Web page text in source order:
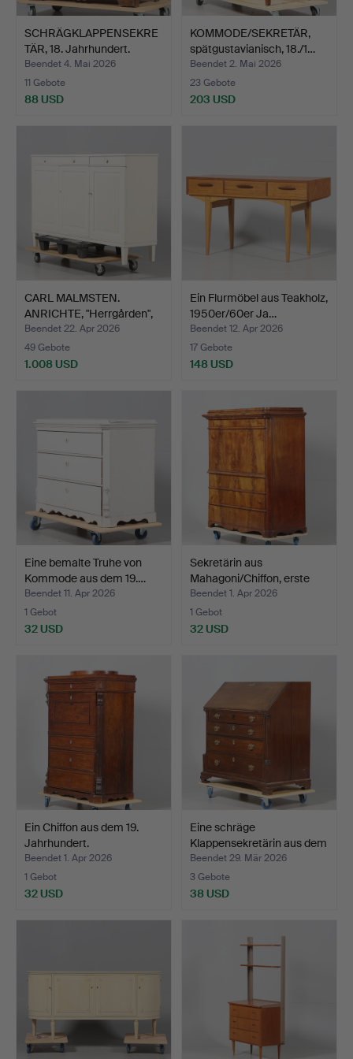
SCHRÄGKLAPPENSEKRE
TÄR, 18. Jahrhundert.
Beendet 4. Mai 2026
11 Gebote
88 USD
KOMMODE/SEKRETÄR,
spätgustavianisch, 18./1…
Beendet 2. Mai 2026
23 Gebote
203 USD
CARL MALMSTEN.
ANRICHTE, "Herrgården",
Bod…
Beendet 22. Apr 2026
49 Gebote
1.008 USD
Ein Flurmöbel aus Teakholz,
1950er/60er Ja…
Beendet 12. Apr 2026
17 Gebote
148 USD
Eine bemalte Truhe von
Kommode aus dem 19.…
Beendet 11. Apr 2026
1 Gebot
32 USD
Sekretärin aus
Mahagoni/Chiffon, erste
Häl…
Beendet 1. Apr 2026
1 Gebot
32 USD
Ein Chiffon aus dem 19.
Jahrhundert.
Beendet 1. Apr 2026
1 Gebot
32 USD
Eine schräge
Klappensekretärin aus dem
18.…
Beendet 29. Mär 2026
3 Gebote
38 USD